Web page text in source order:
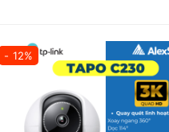
chi tiết rời rạc hơn.
- 12%